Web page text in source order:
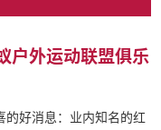
户外运动联盟俱乐
的好消息：业内知名的红